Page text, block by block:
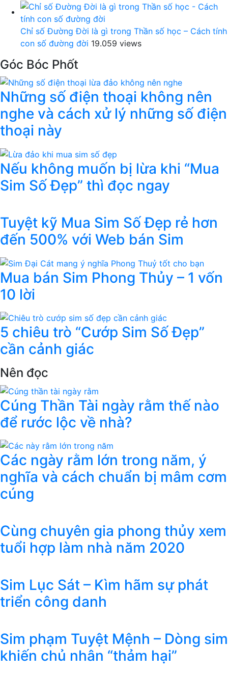
Chỉ số Đường Đời là gì trong Thần số học – Cách tính
con số đường đời 19.059 views
Góc Bóc Phốt
Những số điện thoại không nên
nghe và cách xử lý những số điện
thoại này
Nếu không muốn bị lừa khi “Mua
Sim Số Đẹp” thì đọc ngay
Tuyệt kỹ Mua Sim Số Đẹp rẻ hơn
đến 500% với Web bán Sim
Mua bán Sim Phong Thủy – 1 vốn
10 lời
5 chiêu trò “Cướp Sim Số Đẹp”
cần cảnh giác
Nên đọc
Cúng Thần Tài ngày rằm thế nào
để rước lộc về nhà?
Các ngày rằm lớn trong năm, ý
nghĩa và cách chuẩn bị mâm cơm
cúng
Cùng chuyên gia phong thủy xem
tuổi hợp làm nhà năm 2020
Sim Lục Sát – Kìm hãm sự phát
triển công danh
Sim phạm Tuyệt Mệnh – Dòng sim
khiến chủ nhân “thảm hại”